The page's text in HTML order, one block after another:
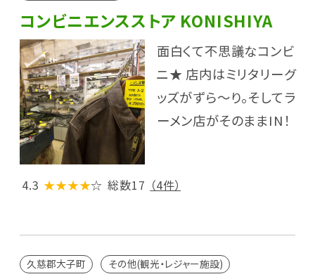
コンビニエンスストア KONISHIYA
面白くて不思議なコンビ
ニ★ 店内はミリタリーグ
ッズがずら～り。そしてラ
ーメン店がそのままIN！
4.3 ★★★★☆ 総数17 （4件）
久慈郡大子町 その他(観光・レジャー施設)